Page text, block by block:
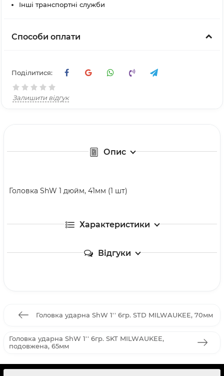
Інші транспортні служби
Способи оплати
Поділитися:
Залишити відгук
Опис
Головка ShW 1 дюйм, 41мм (1 шт)
Характеристики
Відгуки
Головка ударна ShW 1'' 6гр. STD MILWAUKEE, 70мм
Головка ударна ShW 1'' 6гр. SKT MILWAUKEE,
подовжена, 65мм